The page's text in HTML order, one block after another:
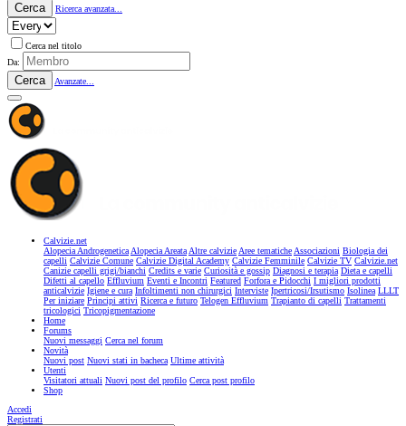
Cerca Ricerca avanzata...
Cerca nel titolo
Da:
Cerca Avanzate...
Calvizie.net
Alopecia AndrogeneticaAlopecia AreataAltre calvizieAree tematicheAssociazioni Biologia dei
capelli Calvizie Comune Calvizie Digital Academy Calvizie Femminile Calvizie TV Calvizie.net
Canizie capelli grigi/bianchi Credits e varie Curiosità e gossip Diagnosi e terapia Dieta e capelli
Difetti al capello Effluvium Eventi e Incontri Featured Forfora e Pidocchi I migliori prodotti
anticalvizie Igiene e cura Infoltimenti non chirurgici Interviste Ipertricosi/Irsutismo Isolinea LLLT
Per iniziare Principi attivi Ricerca e futuro Telogen Effluvium Trapianto di capelli Trattamenti
tricologici Tricopigmentazione
Home
Forums
Nuovi messaggi Cerca nel forum
Novità
Nuovi post Nuovi stati in bacheca Ultime attività
Utenti
Visitatori attuali Nuovi post del profilo Cerca post profilo
Shop
Accedi
Registrati